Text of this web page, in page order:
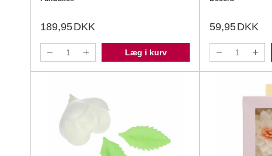
189,95DKK
Læg i kurv
59,95DKK